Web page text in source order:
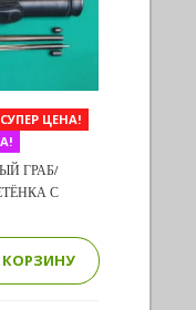
СУПЕР ЦЕНА!
ГРАБ/
С
КОРЗИНУ